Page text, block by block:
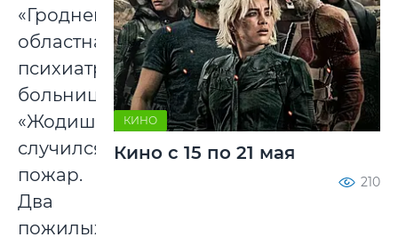
«Гродненская
областная
психиатрическая
больница
«Жодишки»
случился
пожар.
Два
пожилых
КИНО
Кино с 15 по 21 мая
210